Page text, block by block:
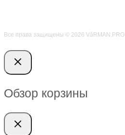
Все права защищены © 2026 VӑRMAN.PRO
Обзор корзины